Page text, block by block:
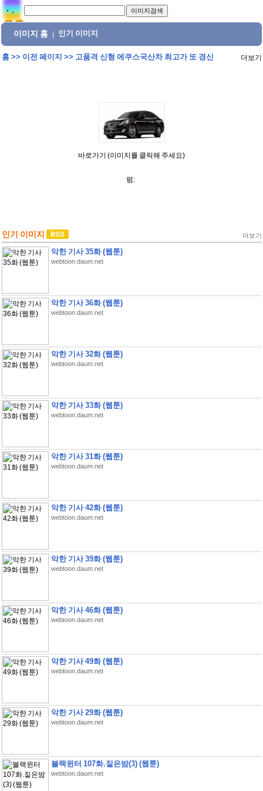
이미지 홈 인기 이미지
홈>> 이전 페이지 >> 고품격 신형 에쿠스국산차 최고가 또 경신 더보기
바로가기 (이미지를 클릭해 주세요)
펌:
인기 이미지 더보기
악한 기사 35화 (웹툰)
webtoon.daum.net
악한 기사 36화 (웹툰)
webtoon.daum.net
악한 기사 32화 (웹툰)
webtoon.daum.net
악한 기사 33화 (웹툰)
webtoon.daum.net
악한 기사 31화 (웹툰)
webtoon.daum.net
악한 기사 42화 (웹툰)
webtoon.daum.net
악한 기사 39화 (웹툰)
webtoon.daum.net
악한 기사 46화 (웹툰)
webtoon.daum.net
악한 기사 49화 (웹툰)
webtoon.daum.net
악한 기사 29화 (웹툰)
webtoon.daum.net
블랙윈터 107화.짙은밤(3) (웹툰)
webtoon.daum.net